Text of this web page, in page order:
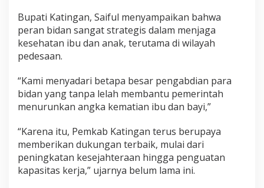
Bupati Katingan, Saiful menyampaikan bahwa
peran bidan sangat strategis dalam menjaga
kesehatan ibu dan anak, terutama di wilayah
pedesaan.
“Kami menyadari betapa besar pengabdian para
bidan yang tanpa lelah membantu pemerintah
menurunkan angka kematian ibu dan bayi,”
“Karena itu, Pemkab Katingan terus berupaya
memberikan dukungan terbaik, mulai dari
peningkatan kesejahteraan hingga penguatan
kapasitas kerja,” ujarnya belum lama ini.